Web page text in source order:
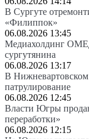
В Сургуте
«Филиппок»
06.08.2026 13:45
Медиахолдинг
сургутянина
06.08.2026 13:17
В
патрулирование
06.08.2026 12:45
Власти Югры
переработки»
06.08.2026 12:15